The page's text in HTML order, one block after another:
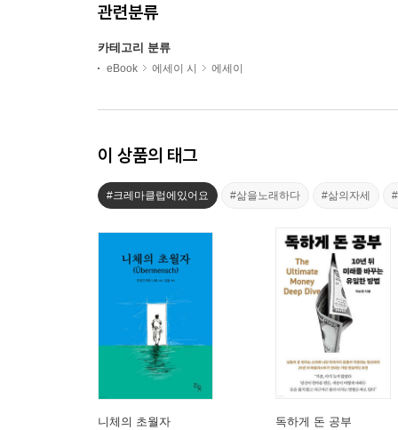
관련분류
카테고리 분류
eBook 에세이 시 에세이
이 상품의 태그
#크레마클럽에있어요 #삶을노래하다 #삶의자세
니체의 초월자 독하게 돈 공부